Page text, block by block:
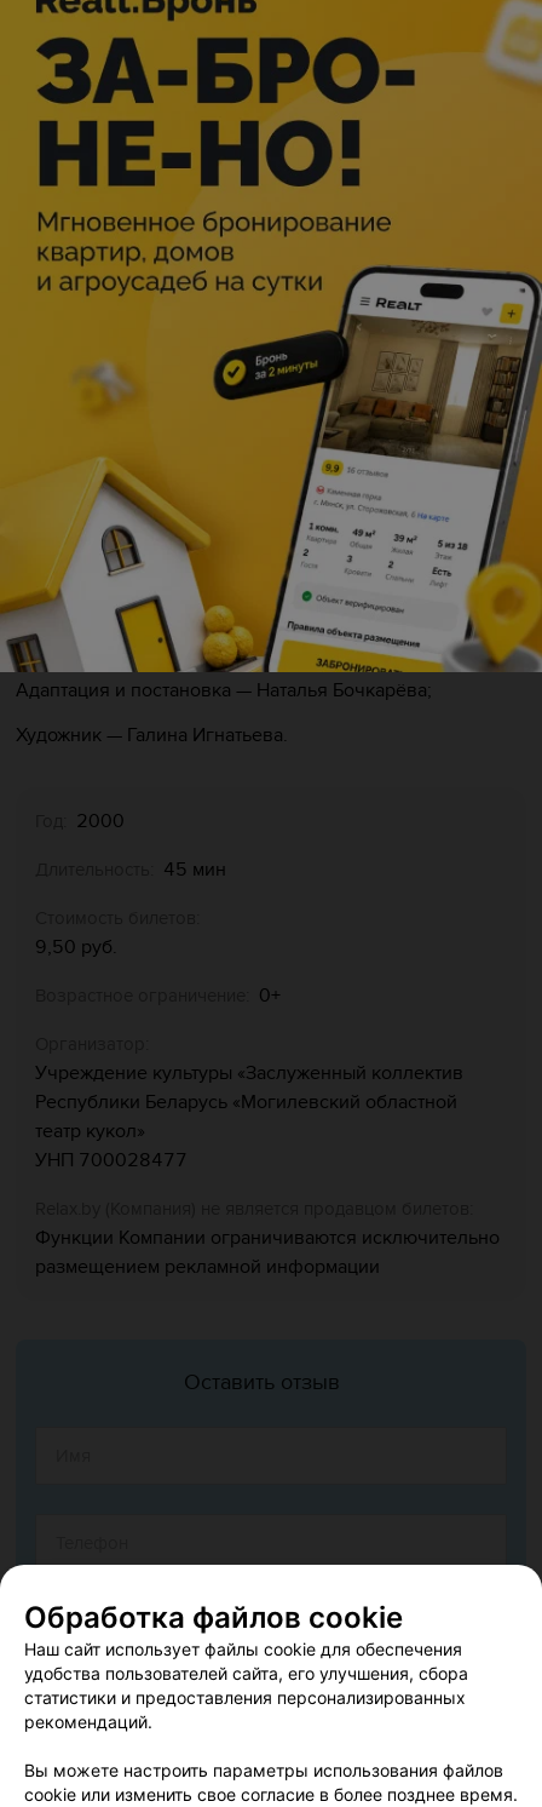
Описание
Маленькая девочка Дюймовочка отправляется на
поиски счастья, встречаясь по дороге с разными
героями, которые счастливы каждый по-своему. И
только самопожертвование, преданность и настоящая
дружба помогают ей найти своё счастье.
Автор — Ханс Кристиан Андерсен;
Авторы пьесы — Валентин Климовский и Борис Заходер;
Адаптация и постановка — Наталья Бочкарёва;
Художник — Галина Игнатьева.
2000
45 мин
9,50 руб.
0+
Учреждение культуры «Заслуженный коллектив
Республики Беларусь «Могилевский областной
театр кукол»
УНП 700028477
Функции Компании ограничиваются исключительно
размещением рекламной информации
Оставить отзыв
Согласен опубликовать отзыв. Подробнее обусловиях
Обработка файлов cookie
Наш сайт использует файлы cookie для обеспечения
удобства пользователей сайта, его улучшения, сбора
статистики и предоставления персонализированных
рекомендаций.
Вы можете настроить параметры использования файлов
cookie или изменить свое согласие в более позднее время.